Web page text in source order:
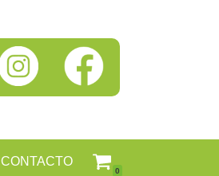
CONTACTO
0